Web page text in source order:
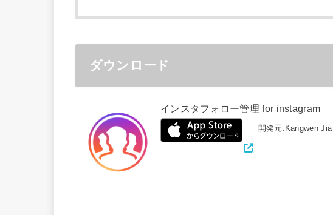
ダウンロード
インスタフォロー管理 for instagram
開発元: Kangwen Jia